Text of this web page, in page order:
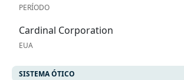
PERÍODO
Cardinal Corporation
EUA
SISTEMA ÓTICO